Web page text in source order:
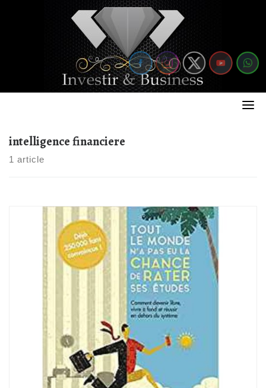
intelligence financiere
1 article